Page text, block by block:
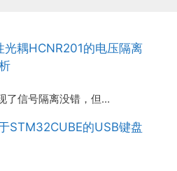
光耦HCNR201的电压隔离
了信号隔离没错，但…
STM32CUBE的USB键盘